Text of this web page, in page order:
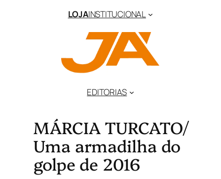
LOJAINSTITUCIONAL
EDITORIAS
MÁRCIA TURCATO/
Uma armadilha do
golpe de 2016